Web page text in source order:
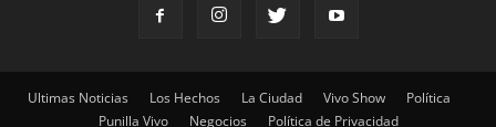
Ultimas Noticias Los Hechos La Ciudad Vivo Show
Política
Punilla Vivo
Negocios Política de Privacidad